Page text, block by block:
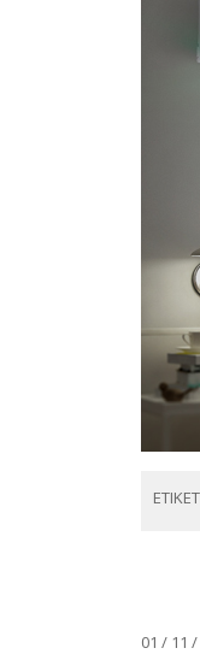
01 / 11